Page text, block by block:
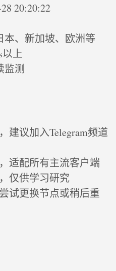
20:20:22
本、新加坡、欧洲等
以上
监测
，建议加入Telegram频道
适配所有主流客户端
仅供学习研究
试更换节点或稍后重